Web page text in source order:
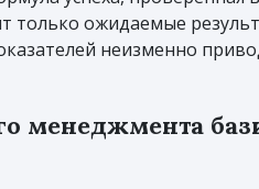
только ожидаемые
неизменно
менеджмента